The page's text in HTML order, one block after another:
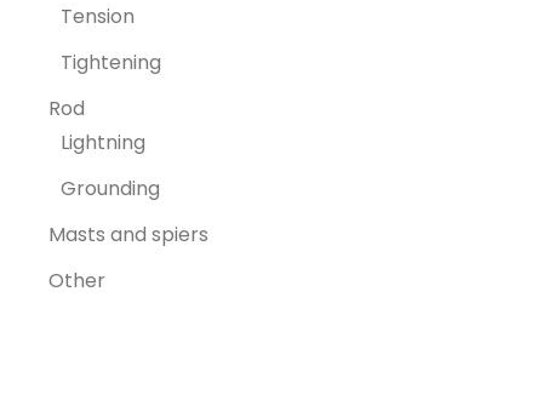
Tension
Tightening
Rod
Lightning
Grounding
Masts and spiers
Other